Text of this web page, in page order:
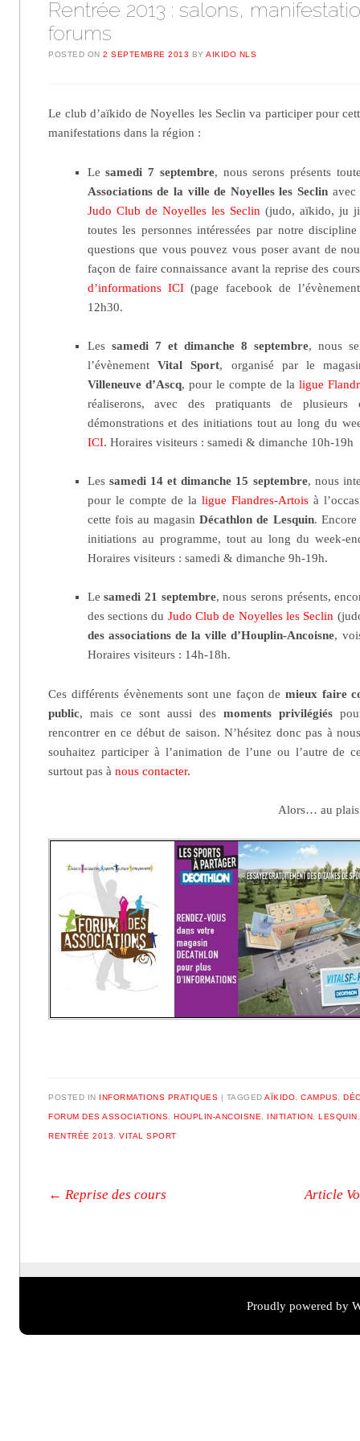
Rentrée 2013 : salons,
forums
POSTED ON2 SEPTEMBRE 2013 BYAIKIDO NLS
Le club d’aïkido de Noyelles les Seclin va participer pour
manifestations dans la région :
Le samedi 7 septembre, nous serons présents
Associations de la ville de Noyelles les Seclin avec
Judo Club de Noyelles les Seclin (judo, aïkido, ju
toutes les personnes intéressées par notre
questions que vous pouvez vous poser avant de
façon de faire connaissance avant la reprise des
d’informations ICI (page facebook de
12h30.
Lessamedi 7 et dimanche 8 septembre, nous
l’évènement Vital Sport, organisé par le
Villeneuve d’Ascq, pour le compte de laligue
réaliserons, avec des pratiquants de
démonstrations et des initiations tout au long du
ICI. Horaires visiteurs : samedi & dimanche 10h-19h
Les samedi 14 et dimanche 15 septembre, nous
pour le compte de la ligue Flandres-Artoisà
cette fois au magasinDécathlon de Lesquin. Encore
initiations au programme, tout au long du week-
Horaires visiteurs : samedi & dimanche 9h-19h.
Lesamedi 21 septembre, nous serons présents,
des sections du Judo Club de Noyelles les Seclin
des associations de la ville d’Houplin-Ancoisne,
Horaires visiteurs : 14h-18h.
Ces différents évènements sont une façon de mieux faire
public, mais ce sont aussi desmoments privilégiés
rencontrer en ce début de saison. N’hésitez donc pas à
souhaitez participer à l’animation de l’une ou l’autre de
surtout pas ànous contacter.
Alors… au
POSTED IN INFORMATIONS PRATIQUES | TAGGEDAÏKIDO ,CAMPUS ,
FORUM DES ASSOCIATIONS ,HOUPLIN-ANCOISNE INITIATION ,LESQUIN
RENTRÉE 2013 ,VITAL SPORT
Post navigation
← Reprise des cours Article
Proudly powered by